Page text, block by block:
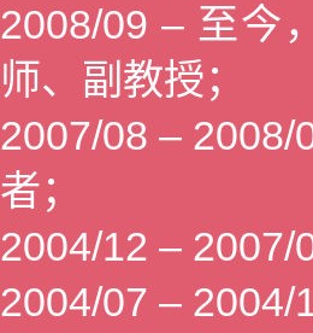
2008/09 – 至今
师、副教授；
2007/08 – 2008/
者；
2004/12 – 2007/
2004/07 – 2004/